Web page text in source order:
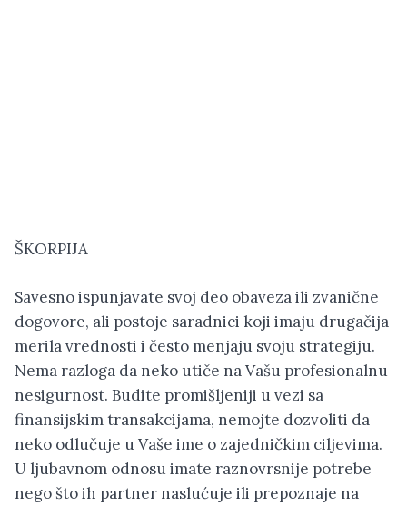
ŠKORPIJA
Savesno ispunjavate svoj deo obaveza ili zvanične
dogovore, ali postoje saradnici koji imaju drugačija
merila vrednosti i često menjaju svoju strategiju.
Nema razloga da neko utiče na Vašu profesionalnu
nesigurnost. Budite promišljeniji u vezi sa
finansijskim transakcijama, nemojte dozvoliti da
neko odlučuje u Vaše ime o zajedničkim ciljevima.
U ljubavnom odnosu imate raznovrsnije potrebe
nego što ih partner naslućuje ili prepoznaje na